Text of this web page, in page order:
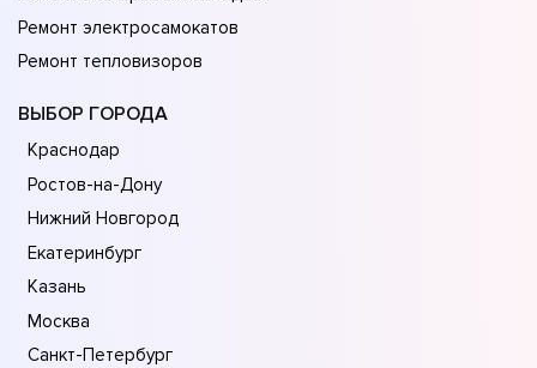
Ремонт электросамокатов
Ремонт тепловизоров
ВЫБОР ГОРОДА
Краснодар
Ростов-на-Дону
Нижний Новгород
Екатеринбург
Казань
Москва
Санкт-Петербург